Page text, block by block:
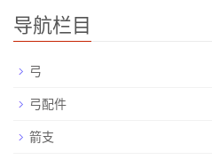
导航栏目
弓
弓配件
箭支